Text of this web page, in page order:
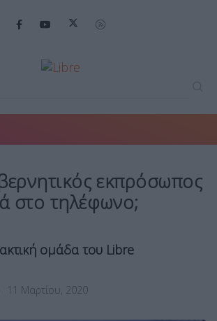
εκπρόσωπος
στο τηλέφωνο;
ομάδα του Libre
11 Μαρτίου, 2020